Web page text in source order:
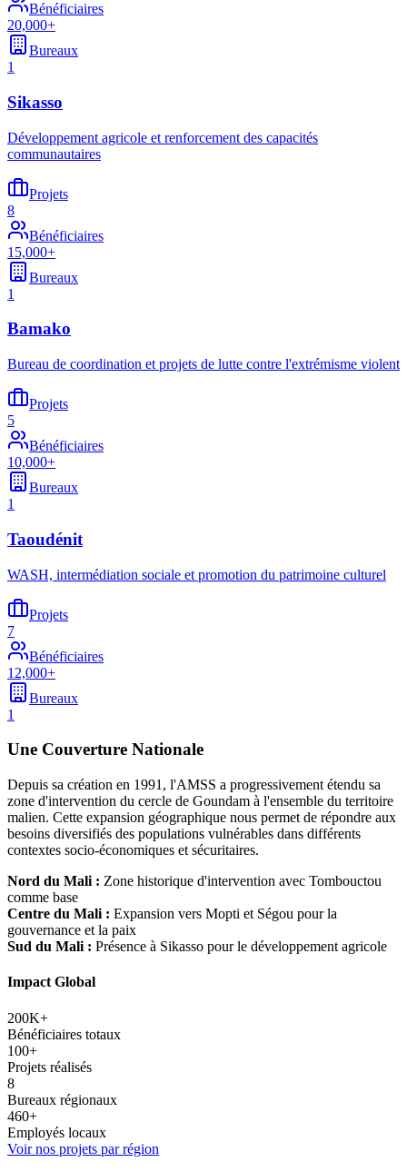
Bénéficiaires
20,000+
Bureaux
1
Sikasso
Développement agricole et renforcement des capacités
communautaires
Projets
8
Bénéficiaires
15,000+
Bureaux
1
Bamako
Bureau de coordination et projets de lutte contre l'extrémisme violent
Projets
5
Bénéficiaires
10,000+
Bureaux
1
Taoudénit
WASH, intermédiation sociale et promotion du patrimoine culturel
Projets
7
Bénéficiaires
12,000+
Bureaux
1
Une Couverture Nationale
Depuis sa création en 1991, l'AMSS a progressivement étendu sa
zone d'intervention du cercle de Goundam à l'ensemble du territoire
malien. Cette expansion géographique nous permet de répondre aux
besoins diversifiés des populations vulnérables dans différents
contextes socio-économiques et sécuritaires.
Nord du Mali : Zone historique d'intervention avec Tombouctou
comme base
Centre du Mali : Expansion vers Mopti et Ségou pour la
gouvernance et la paix
Sud du Mali : Présence à Sikasso pour le développement agricole
Impact Global
200K+
Bénéficiaires totaux
100+
Projets réalisés
8
Bureaux régionaux
460+
Employés locaux
Voir nos projets par région